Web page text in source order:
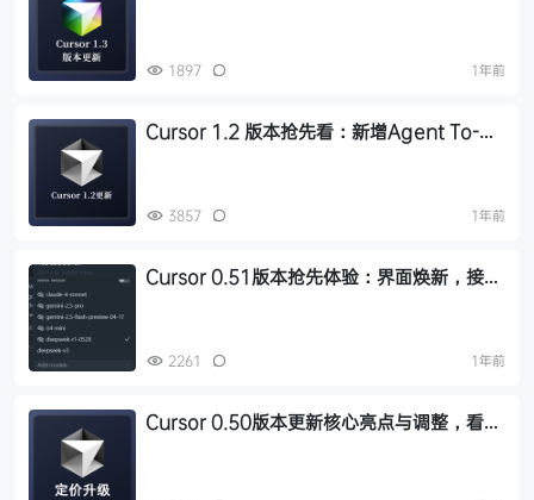
1897 1年前
Cursor 1.2 版本抢先看：新增Agent To-
3857 1年前
Cursor 0.51版本抢先体验：界面焕新，接入
2261 1年前
Cursor 0.50版本更新核心亮点与调整，看完